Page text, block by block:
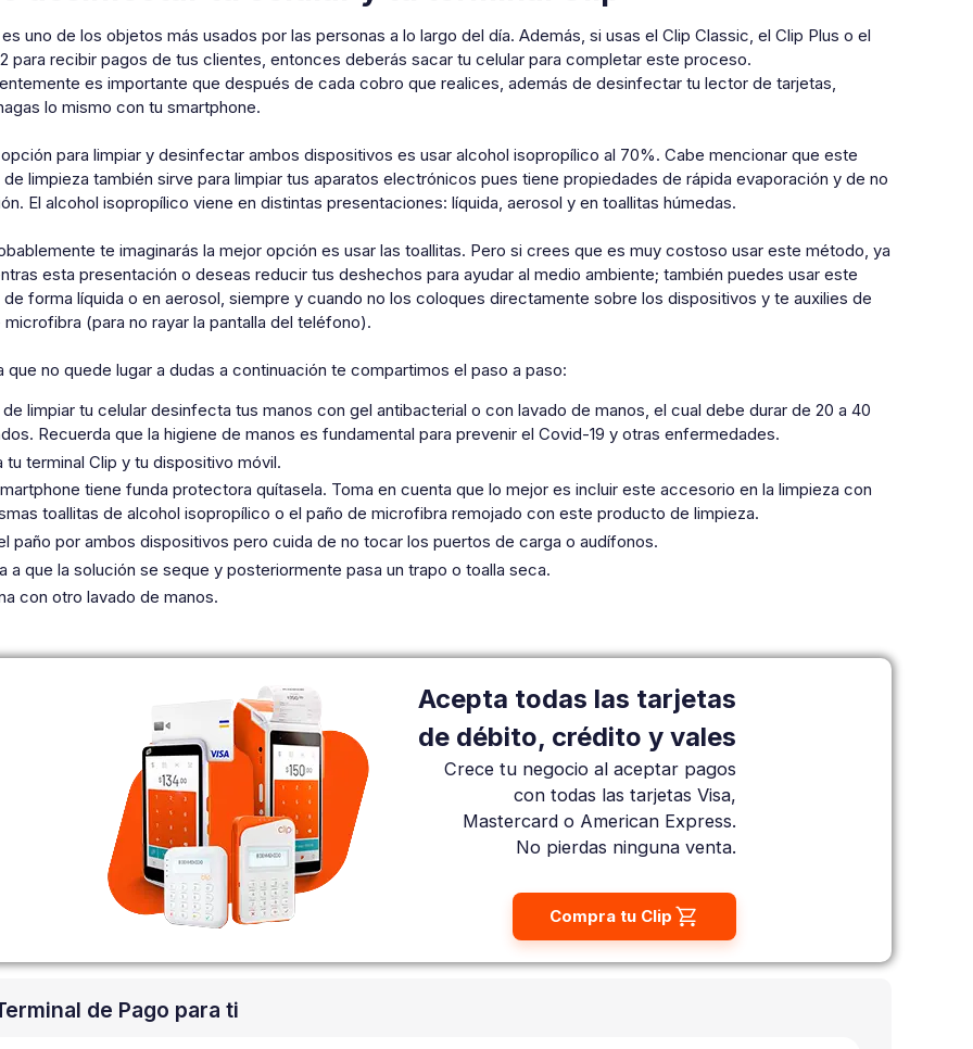
uno de los objetos más usados por las personas a lo largo del día. Además, si usas el Clip Classic, el Clip Plus o el
para recibir pagos de tus clientes, entonces deberás sacar tu celular para completar este proceso.
es importante que después de cada cobro que realices, además de desinfectar tu lector de tarjetas,
lo mismo con tu smartphone.
para limpiar y desinfectar ambos dispositivos es usar alcohol isopropílico al 70%. Cabe mencionar que este
limpieza también sirve para limpiar tus aparatos electrónicos pues tiene propiedades de rápida evaporación y de no
El alcohol isopropílico viene en distintas presentaciones: líquida, aerosol y en toallitas húmedas.
te imaginarás la mejor opción es usar las toallitas. Pero si crees que es muy costoso usar este método, ya
esta presentación o deseas reducir tus deshechos para ayudar al medio ambiente; también puedes usar este
forma líquida o en aerosol, siempre y cuando no los coloques directamente sobre los dispositivos y te auxilies de
microfibra (para no rayar la pantalla del teléfono).
que no quede lugar a dudas a continuación te compartimos el paso a paso:
limpiar tu celular desinfecta tus manos con gel antibacterial o con lavado de manos, el cual debe durar de 20 a 40
Recuerda que la higiene de manos es fundamental para prevenir el Covid-19 y otras enfermedades.
tu terminal Clip y tu dispositivo móvil.
tiene funda protectora quítasela. Toma en cuenta que lo mejor es incluir este accesorio en la limpieza con
toallitas de alcohol isopropílico o el paño de microfibra remojado con este producto de limpieza.
paño por ambos dispositivos pero cuida de no tocar los puertos de carga o audífonos.
a que la solución se seque y posteriormente pasa un trapo o toalla seca.
con otro lavado de manos.
Acepta todas las tarjetas
de débito, crédito y vales
Crece tu negocio al aceptar pagos
con todas las tarjetas Visa,
Mastercard o American Express.
No pierdas ninguna venta.
Compra tu Clip
de Pago para ti